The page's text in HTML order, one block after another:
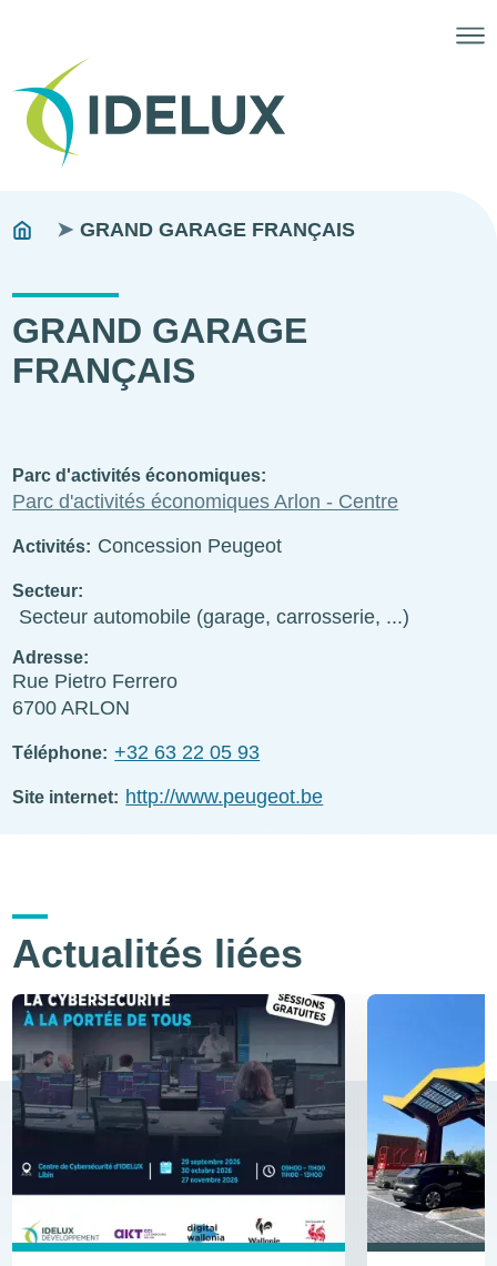
Fils
You
GRAND GARAGE FRANÇAIS
GRAND GARAGE
FRANÇAIS
Parc d'activités économiques
Parc d'activités économiques Arlon - Centre
Activités Concession Peugeot
Secteur
Secteur automobile (garage, carrosserie, ...)
Adresse
Rue Pietro Ferrero
6700 ARLON
Téléphone +32 63 22 05 93
Site internet http://www.peugeot.be
Actualités liées